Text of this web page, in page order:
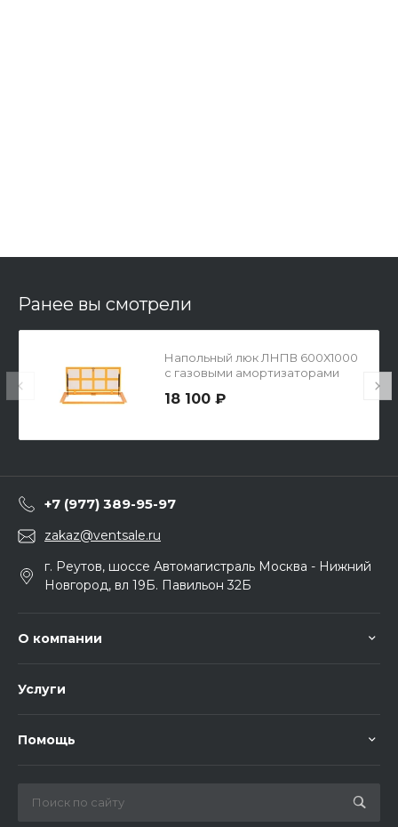
Ранее вы смотрели
Напольный люк ЛНПВ 600Х1000
с газовыми амортизаторами
18 100 ₽
+7 (977) 389-95-97
zakaz@ventsale.ru
г. Реутов, шоссе Автомагистраль Москва - Нижний
Новгород, вл 19Б. Павильон 32Б
О компании
Услуги
Помощь